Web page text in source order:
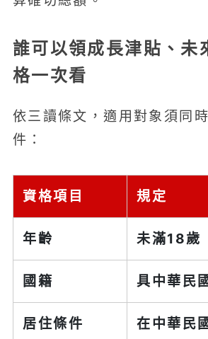
誰可以領成長津貼、未
格一次看
依三讀條文，適用對象須同
件：
資格項目 規定
年齡 未滿18歲
國籍 具中華民
居住條件 在中華民